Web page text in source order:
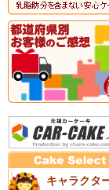
キャラクタ